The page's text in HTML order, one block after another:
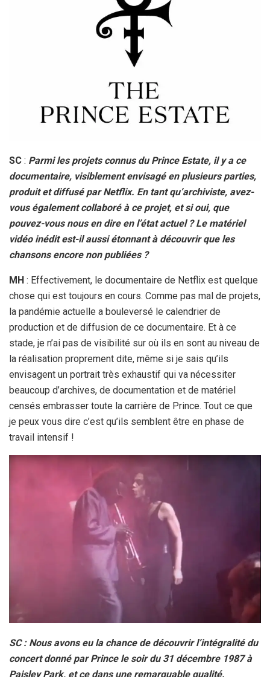
SC : Parmi les projets connus du Prince Estate, il y a ce
documentaire, visiblement envisagé en plusieurs parties,
produit et diffusé par Netflix. En tant qu’archiviste, avez-
vous également collaboré à ce projet, et si oui, que
pouvez-vous nous en dire en l’état actuel ? Le matériel
vidéo inédit est-il aussi étonnant à découvrir que les
chansons encore non publiées ?
MH : Effectivement, le documentaire de Netflix est quelque
chose qui est toujours en cours. Comme pas mal de projets,
la pandémie actuelle a bouleversé le calendrier de
production et de diffusion de ce documentaire. Et à ce
stade, je n’ai pas de visibilité sur où ils en sont au niveau de
la réalisation proprement dite, même si je sais qu’ils
envisagent un portrait très exhaustif qui va nécessiter
beaucoup d’archives, de documentation et de matériel
censés embrasser toute la carrière de Prince. Tout ce que
je peux vous dire c’est qu’ils semblent être en phase de
travail intensif !
SC : Nous avons eu la chance de découvrir l’intégralité du
concert donné par Prince le soir du 31 décembre 1987 à
Paisley Park, et ce dans une remarquable qualité.